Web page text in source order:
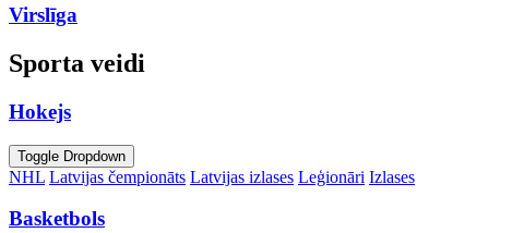
Virslīga
Sporta veidi
Hokejs
Toggle Dropdown
NHL Latvijas čempionāts Latvijas izlases Leģionāri Izlases
Basketbols